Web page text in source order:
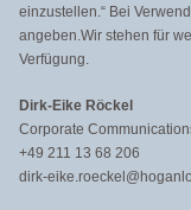
einzustellen.“ Bei
angeben.Wir stehen für
Verfügung.
Dirk-Eike Röckel
Corporate
+49 211 13 68 206
dirk-